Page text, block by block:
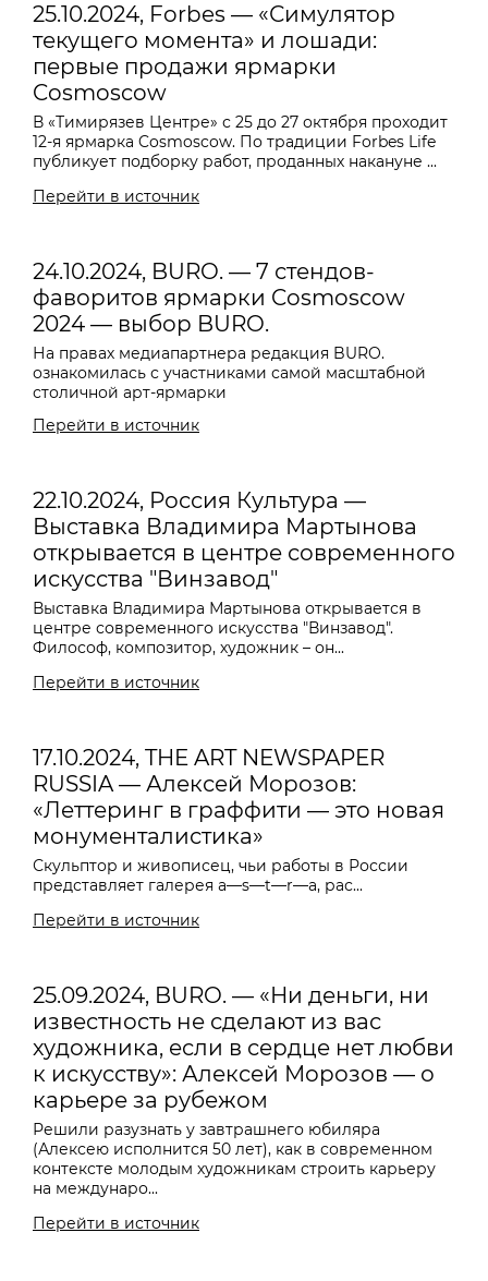
25.10.2024, Forbes — «Симулятор
текущего момента» и лошади:
первые продажи ярмарки
Cosmoscow
В «Тимирязев Центре» с 25 до 27 октября проходит
12-я ярмарка Cosmoscow. По традиции Forbes Life
публикует подборку работ, проданных накануне ...
Перейти в источник
24.10.2024, BURO. — 7 стендов-
фаворитов ярмарки Cosmoscow
2024 — выбор BURO.
На правах медиапартнера редакция BURO.
ознакомилась с участниками самой масштабной
столичной арт-ярмарки
Перейти в источник
22.10.2024, Россия Культура —
Выставка Владимира Мартынова
открывается в центре современного
искусства "Винзавод"
Выставка Владимира Мартынова открывается в
центре современного искусства "Винзавод".
Философ, композитор, художник – он...
Перейти в источник
17.10.2024, THE ART NEWSPAPER
RUSSIA — Алексей Морозов:
«Леттеринг в граффити — это новая
монументалистика»
Скульптор и живописец, чьи работы в России
представляет галерея a—s—t—r—a, рас...
Перейти в источник
25.09.2024, BURO. — «Ни деньги, ни
известность не сделают из вас
художника, если в сердце нет любви
к искусству»: Алексей Морозов — о
карьере за рубежом
Решили разузнать у завтрашнего юбиляра
(Алексею исполнится 50 лет), как в современном
контексте молодым художникам строить карьеру
на междунаро...
Перейти в источник